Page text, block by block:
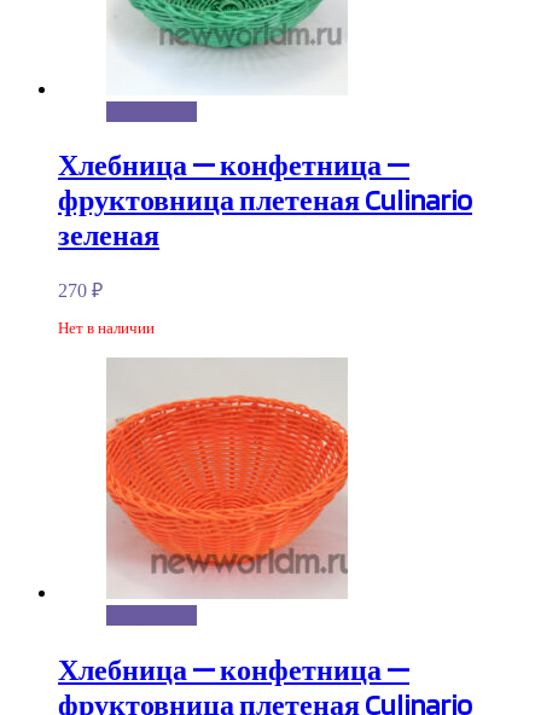
Хлебница — конфетница —
фруктовница плетеная Culinario
зеленая
270 ₽
Нет в наличии
Хлебница — конфетница —
фруктовница плетеная Culinario